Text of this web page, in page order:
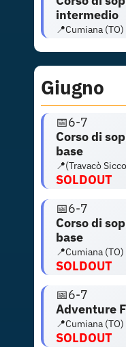
intermedio
📍Cumiana (TO)
Giugno
📅6-7
Corso di
base
📍(Travacò
SOLDOUT
📅6-7
Corso di
base
📍Cumiana (TO)
SOLDOUT
📅6-7
Adventure
📍Cumiana (TO)
SOLDOUT